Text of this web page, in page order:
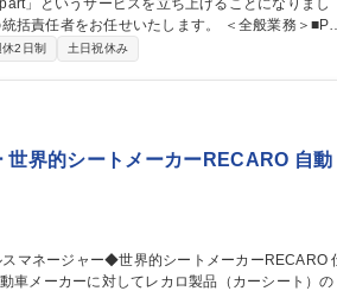
お任せいたします。 ＜全般業務＞■PL
スのためのKPI策定・モニタリングと改善■各事業
新規事業】事業開発責
2日制 土日祝休み
世界的シートメーカーRECARO 自動
車メーカーに対してレカロ製品（カーシート）の